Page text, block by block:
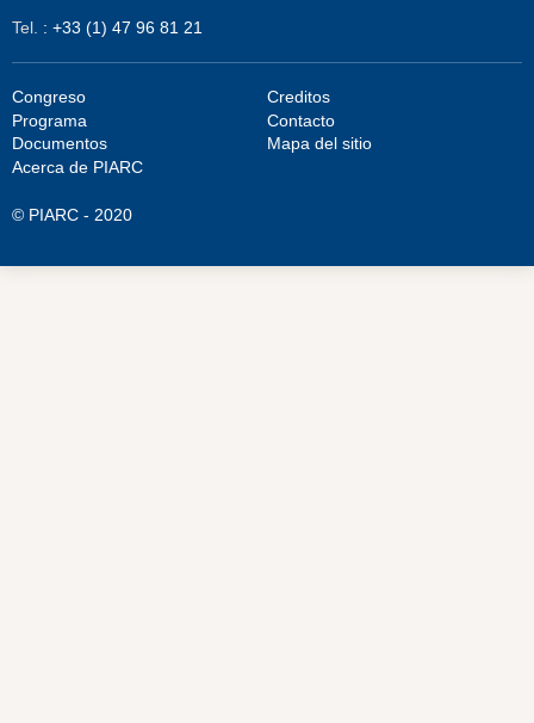
Tel. : +33 (1) 47 96 81 21
Congreso
Programa
Documentos
Acerca de PIARC
Creditos
Contacto
Mapa del sitio
© PIARC - 2020